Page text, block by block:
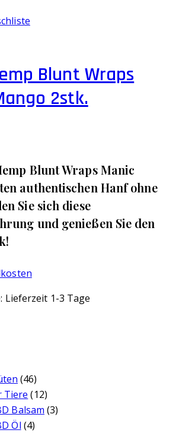
Blunt Wraps
2stk.
Blunt Wraps Manic
authentischen Hanf ohne
Sie sich diese
und genießen Sie den
Lieferzeit 1-3 Tage
(46)
Tiere (12)
Balsam (3)
Öl (4)